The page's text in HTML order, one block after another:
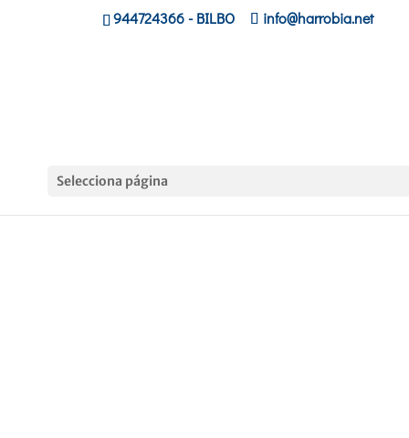
944724366- BILBO info@harrobia.net
Selecciona página